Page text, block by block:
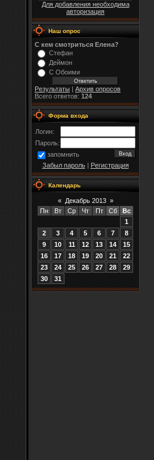
Для добавления необходима
авторизация
Наш опрос
С кем смотриться Елена?
Стефан
Деймон
С Обоими
Результаты
Архив опросов
Всего ответов: 124
Форма входа
Логин:
Пароль:
запомнить
Забыл пароль| Регистрация
Календарь
« Декабрь 2013 »
Пн
Вт Ср Чт Пт Сб
Вс
1
2
3 4 5 6 7
8
9
10 11 12 13 14
15
16
17 18 19 20 21
22
23
24 25 26 27 28
29
30
31